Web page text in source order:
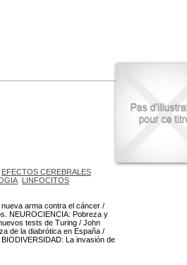
EFECTOS CEREBRALES
LINFOCITOS
arma contra el cáncer /
NEUROCIENCIA: Pobreza y
tests de Turing / John
de la diabrótica en España /
La invasión de